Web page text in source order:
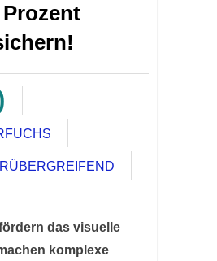
das visuelle
komplexe